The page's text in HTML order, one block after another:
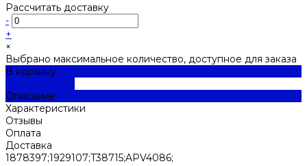
Рассчитать доставку
-
+
×
Выбрано максимальное количество, доступное для заказа
В корзину
Описание
Характеристики
Отзывы
Оплата
Доставка
1878397;1929107;T38715;APV4086;